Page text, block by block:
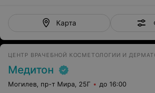
Карта
ЦЕНТР ВРАЧЕБНОЙ КОСМЕТОЛОГИИ И
Медитон
Могилев, пр-т Мира, 25Г до 16:00